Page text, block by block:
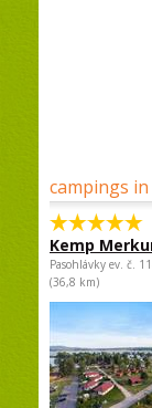
campings
Kemp
Pasohlávky ev. č.
(36,8 km)